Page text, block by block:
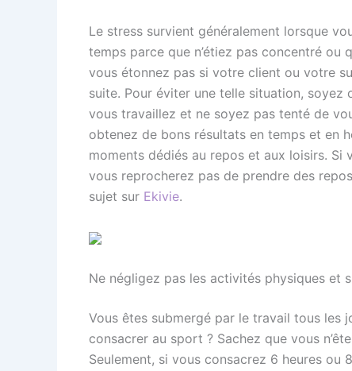
Le stress survient généralement lorsque
temps parce que n’étiez pas concentré ou
vous étonnez pas si votre client ou votre
suite. Pour éviter une telle situation,
vous travaillez et ne soyez pas tenté de
obtenez de bons résultats en temps et en
moments dédiés au repos et aux loisirs.
vous reprocherez pas de prendre des
sujet sur Ekivie.
Ne négligez pas les activités physiques et
Vous êtes submergé par le travail tous les
consacrer au sport ? Sachez que vous
Seulement, si vous consacrez 6 heures ou